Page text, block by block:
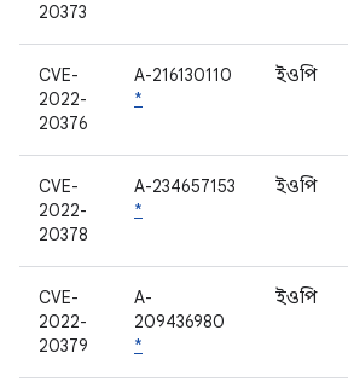
20373
CVE-
2022-
20376
A-216130110
*
ইওপি
CVE-
2022-
20378
A-234657153
*
ইওপি
CVE-
2022-
20379
A-
209436980
*
ইওপি